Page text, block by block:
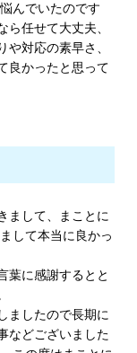
んでいたのです
任せて大丈夫、
対応の素早さ、
良かったと思って
まして、まことに
して本当に良かっ
葉に感謝するとと
ましたので長期に
などございました